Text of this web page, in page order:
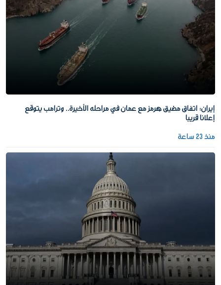
إيران: اتفاق مضيق هرمز مع عمان في مراحله الأخيرة.. وترامب يتوقع
إعلانا قريبا
منذ 23 ساعة